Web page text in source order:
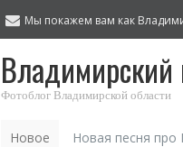
Мы покажем вам как
Владимирский
Фотоблог Владимирской области
Новое Новая песня